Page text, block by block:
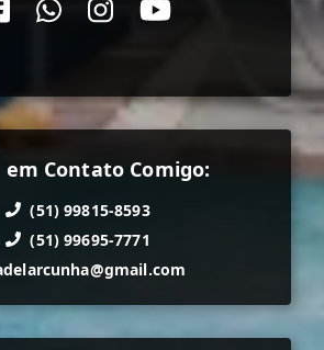
em Contato Comigo:
(51) 99815-8593
(51) 99695-7771